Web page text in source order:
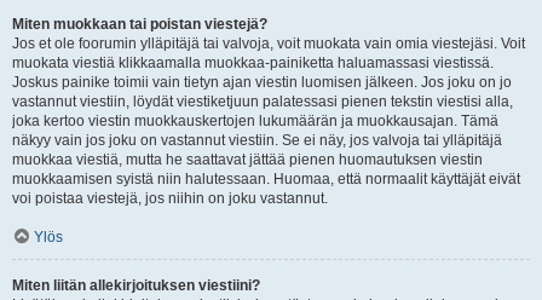
Miten muokkaan tai poistan viestejä?
Jos et ole foorumin ylläpitäjä tai valvoja, voit muokata vain omia viestejäsi. Voit
muokata viestiä klikkaamalla muokkaa-painiketta haluamassasi viestissä.
Joskus painike toimii vain tietyn ajan viestin luomisen jälkeen. Jos joku on jo
vastannut viestiin, löydät viestiketjuun palatessasi pienen tekstin viestisi alla,
joka kertoo viestin muokkauskertojen lukumäärän ja muokkausajan. Tämä
näkyy vain jos joku on vastannut viestiin. Se ei näy, jos valvoja tai ylläpitäjä
muokkaa viestiä, mutta he saattavat jättää pienen huomautuksen viestin
muokkaamisen syistä niin halutessaan. Huomaa, että normaalit käyttäjät eivät
voi poistaa viestejä, jos niihin on joku vastannut.
Ylös
Miten liitän allekirjoituksen viestiini?